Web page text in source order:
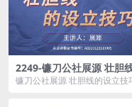
2249-镰刀公社展源 壮胆
设立技巧战法
镰刀公社展源 壮胆线的设立技